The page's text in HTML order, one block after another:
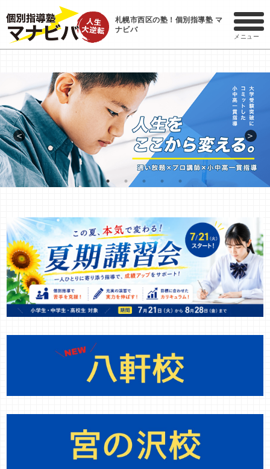
札幌市西区の塾！個別指導塾 マ
ナビバ
メニュー
＜ ＞